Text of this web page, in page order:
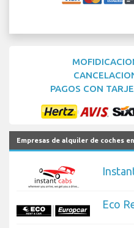
PAGOS CON
Empresas de alquiler de coches
Eco